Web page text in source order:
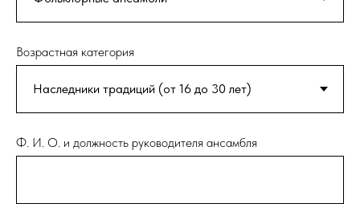
Возрастная категория
Ф. И. О. и должность руководителя ансамбля